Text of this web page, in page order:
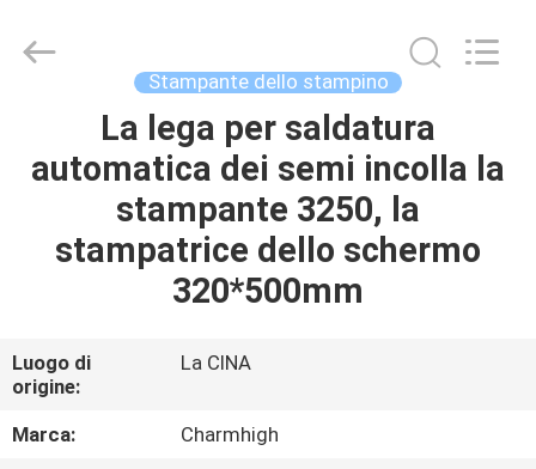
PRODOTTI
SU
DI
NOI
CHARMHIGH
Stampante dello stampino
La lega per saldatura
automatica dei semi incolla la
stampante 3250, la
stampatrice dello schermo
320*500mm
Luogo di
origine:
La CINA
Marca:
Charmhigh